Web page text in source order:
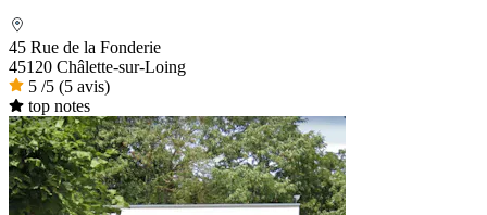
45 Rue de la Fonderie
45120 Châlette-sur-Loing
5 /5 (5 avis)
top notes